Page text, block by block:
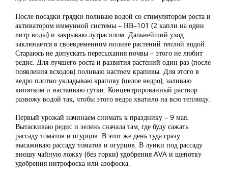
После посадки грядки поливаю водой со стимулятором роста и
активатором иммунной системы – НВ–101 (2 капли на один
литр воды) и закрываю лутрасилом. Дальнейший уход
заключается в своевременном поливе растений теплой водой.
Стараюсь не допускать пересыхания почвы – этого не любит
редис. Для лучшего роста и развития растений один раз (после
появления всходов) поливаю настоем крапивы. Для этого в
ведро плотно укладываю крапиву (целое ведро), заливаю
кипятком и настаиваю сутки. Концентрированный раствор
развожу водой так, чтобы этого ведра хватило на всю теплицу.
Первый урожай начинаем снимать к празднику – 9 мая.
Вытаскиваю редис и зелень сначала там, где буду сажать
рассаду томатов и огурцов. В этот же день туда сразу
высаживаю рассаду томатов и огурцов. В лунки под рассаду
вношу чайную ложку (без горки) удобрения AVA и щепотку
удобрения нитрофоска или азофоска.